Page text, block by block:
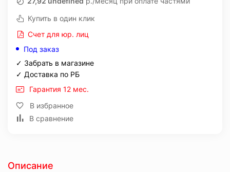
Купить в один клик
Счет для юр. лиц
Под заказ
✓ Забрать в магазине
✓ Доставка по РБ
Гарантия 12 мес.
В избранное
В сравнение
Описание